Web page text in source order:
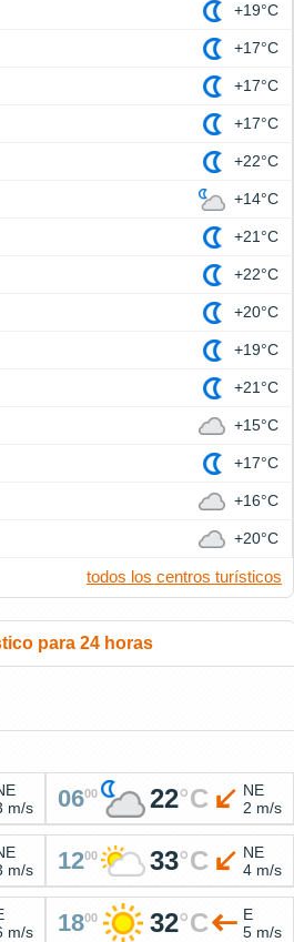
+19°C
+17°C
+17°C
+17°C
+22°C
+14°C
+21°C
+22°C
+20°C
+19°C
+21°C
+15°C
+17°C
+16°C
+20°C
todos los centros turísticos
para 24 horas
m/s
0600 22°C
NE
2 m/s
m/s
1200 33°C
NE
4 m/s
m/s
1800 32°C
E
5 m/s